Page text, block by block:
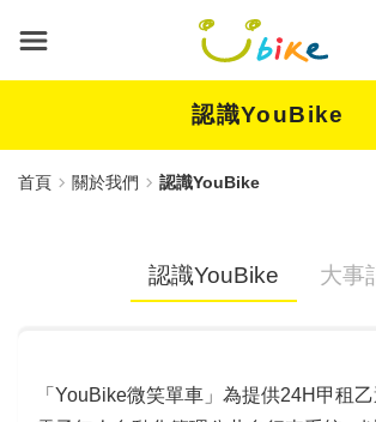
要
認識YouBike
首頁 關於我們 認識YouBike
認識YouBike 大事
「YouBike微笑單車」為提供24H甲租